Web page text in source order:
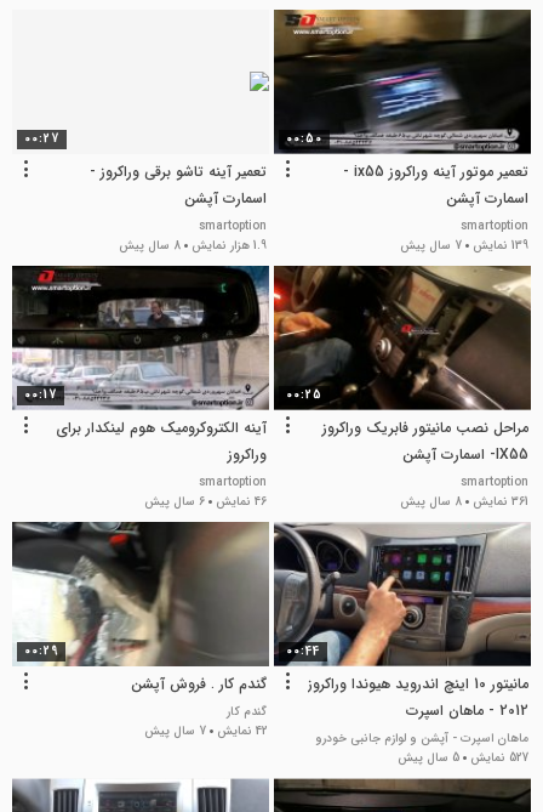
00:50
تعمیر موتور آینه وراکروز ix55 -
اسمارت آپشن
smartoption
139 نمایش
7 سال پیش
00:27
تعمیر آینه تاشو برقی وراکروز -
اسمارت آپشن
smartoption
1.9 هزار نمایش
8 سال پیش
00:25
مراحل نصب مانیتور فابریک وراکروز
IX55- اسمارت آپشن
smartoption
361 نمایش
8 سال پیش
00:17
آینه الکتروکرومیک هوم لینکدار برای
وراکروز
smartoption
46 نمایش
6 سال پیش
00:44
مانیتور 10 اینچ اندروید هیوندا وراکروز
2012 - ماهان اسپرت
ماهان اسپرت - آپشن و لوازم جانبی خودرو
527 نمایش
5 سال پیش
00:29
گندم کار . فروش آپشن
گندم کار
42 نمایش
7 سال پیش